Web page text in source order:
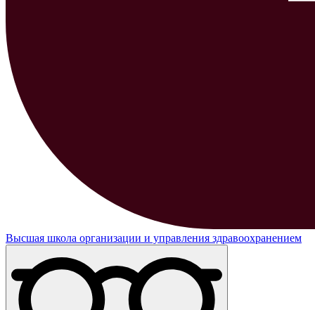
Высшая школа организации и управления здравоохранением